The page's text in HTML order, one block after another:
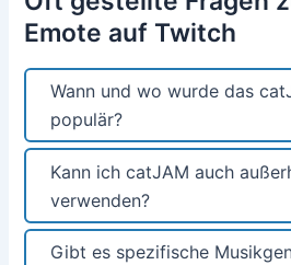
Emote auf Twitch
Wann und wo wurde das
populär?
Kann ich catJAM auch
verwenden?
Gibt es spezifische